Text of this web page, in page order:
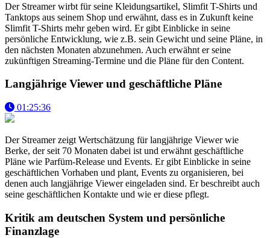
Der Streamer wirbt für seine Kleidungsartikel, Slimfit T-Shirts und
Tanktops aus seinem Shop und erwähnt, dass es in Zukunft keine
Slimfit T-Shirts mehr geben wird. Er gibt Einblicke in seine
persönliche Entwicklung, wie z.B. sein Gewicht und seine Pläne, in
den nächsten Monaten abzunehmen. Auch erwähnt er seine
zukünftigen Streaming-Termine und die Pläne für den Content.
Langjährige Viewer und geschäftliche Pläne
01:25:36
Der Streamer zeigt Wertschätzung für langjährige Viewer wie
Berke, der seit 70 Monaten dabei ist und erwähnt geschäftliche
Pläne wie Parfüm-Release und Events. Er gibt Einblicke in seine
geschäftlichen Vorhaben und plant, Events zu organisieren, bei
denen auch langjährige Viewer eingeladen sind. Er beschreibt auch
seine geschäftlichen Kontakte und wie er diese pflegt.
Kritik am deutschen System und persönliche
Finanzlage